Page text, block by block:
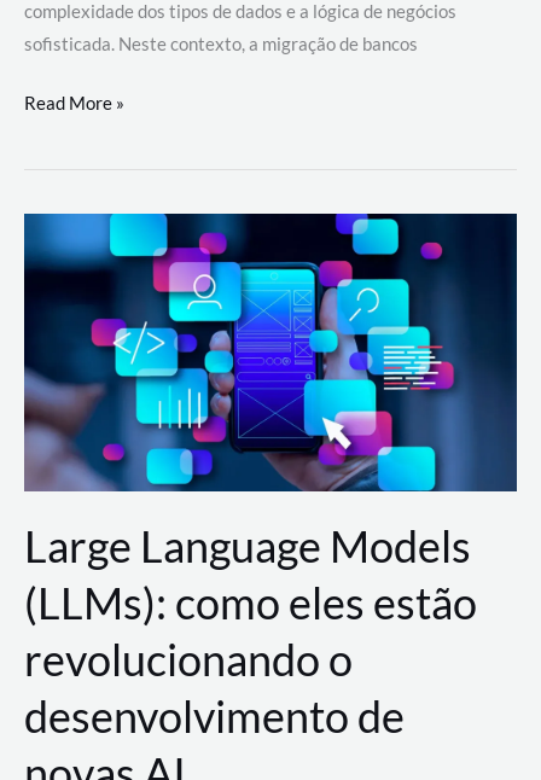
complexidade dos tipos de dados e a lógica de negócios
sofisticada. Neste contexto, a migração de bancos
Por
migrar
de
a
AWS?
Read More »
Large Language Models
(LLMs): como eles estão
revolucionando o
desenvolvimento de